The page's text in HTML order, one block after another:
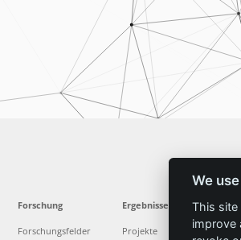
We
This
improve
Forschung
Forschungsfelder
Ergebnisse
Projekte News